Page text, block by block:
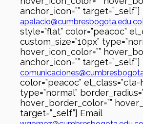
anchor_icon=””
apalacio@cumbresbogota.edu.co
style=”flat” color=”peacoc”
custom_size=”10px”
hover_icon_color=””
anchor_icon=””
color=”peacoc”
type=”normal”
hover_border_color=””
target=”_self”] Email